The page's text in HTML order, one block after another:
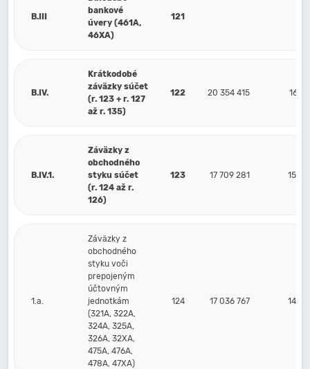
B.III
bankové
úvery (461A,
46XA)
121
B.IV.
Krátkodobé
záväzky súčet
(r. 123 + r. 127
až r. 135)
122 20 354 415 16
B.IV.1.
Záväzky z
obchodného
styku súčet
(r. 124 až r.
126)
123 17 709 281 15
1.a.
Záväzky z
obchodného
styku voči
prepojeným
účtovným
jednotkám
(321A, 322A,
324A, 325A,
326A, 32XA,
475A, 476A,
478A, 47XA)
124 17 036 767 14